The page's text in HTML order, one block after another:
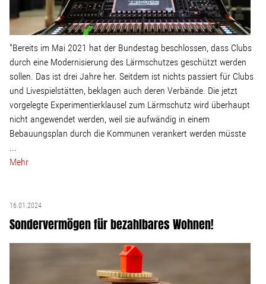
Über mich
Lebenslauf
Wohnopoly
Das Buch
Bestellen
"Bereits im Mai 2021 hat der Bundestag beschlossen, dass Clubs
durch eine Modernisierung des Lärmschutzes geschützt werden
sollen. Das ist drei Jahre her. Seitdem ist nichts passiert für Clubs
und Livespielstätten, beklagen auch deren Verbände. Die jetzt
vorgelegte Experimentierklausel zum Lärmschutz wird überhaupt
nicht angewendet werden, weil sie aufwändig in einem
Bebauungsplan durch die Kommunen verankert werden müsste
...
Mehr
16.01.2024
Sondervermögen für bezahlbares Wohnen!